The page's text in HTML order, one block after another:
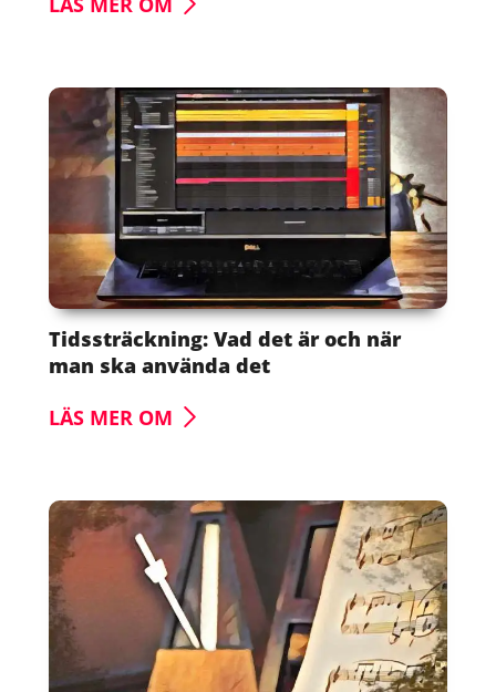
Tidssträckning: Vad det är och när
man ska använda det
LÄS MER OM